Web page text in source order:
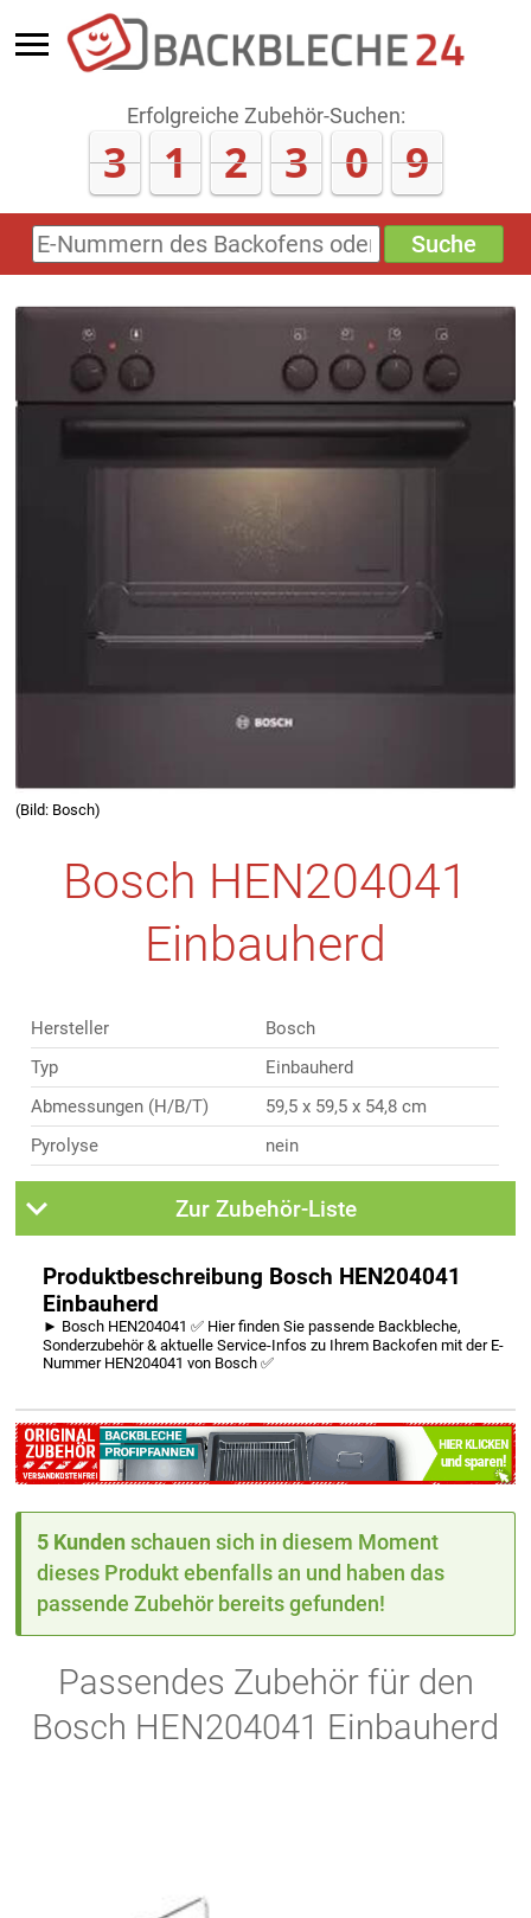
Erfolgreiche Zubehör-Suchen:
3 1 2 3 0 9
E-
Nummern
Backofens
Zubehörs
Sonderzeichen)
Suche
(Bild: Bosch)
Bosch HEN204041
Einbauherd
Hersteller
Bosch
Typ
Einbauherd
Abmessungen (H/B/T)
59,5 x 59,5 x 54,8 cm
Pyrolyse
nein
Zur Zubehör-Liste
Produktbeschreibung Bosch HEN204041
Einbauherd
► Bosch HEN204041 ✅ Hier finden Sie passende Backbleche,
Sonderzubehör & aktuelle Service-Infos zu Ihrem Backofen mit der E-
Nummer HEN204041 von Bosch ✅
5 Kunden schauen sich in diesem Moment
dieses Produkt ebenfalls an und haben das
passende Zubehör bereits gefunden!
Passendes Zubehör für den
Bosch HEN204041 Einbauherd